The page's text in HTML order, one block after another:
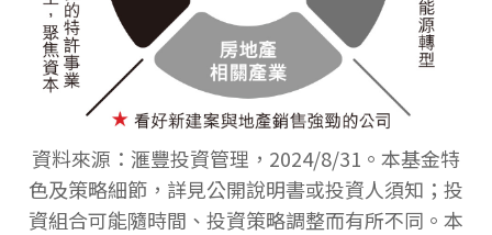
資料來源：滙豐投資管理，2024/8/31。本基金特
色及策略細節，詳見公開說明書或投資人須知；投
資組合可能隨時間、投資策略調整而有所不同。本